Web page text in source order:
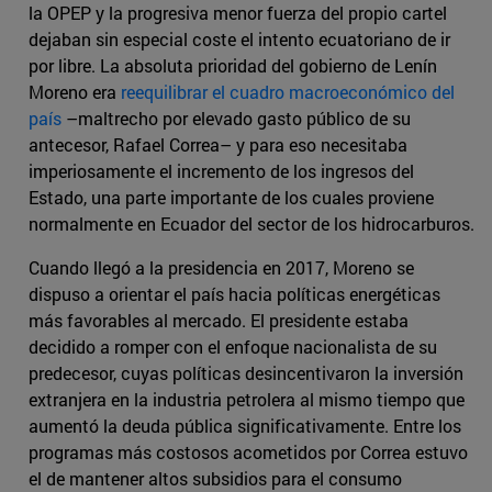
la OPEP y la progresiva menor fuerza del propio cartel
dejaban sin especial coste el intento ecuatoriano de ir
por libre. La absoluta prioridad del gobierno de Lenín
Moreno era reequilibrar el cuadro macroeconómico del
país –maltrecho por elevado gasto público de su
antecesor, Rafael Correa– y para eso necesitaba
imperiosamente el incremento de los ingresos del
Estado, una parte importante de los cuales proviene
normalmente en Ecuador del sector de los hidrocarburos.
Cuando llegó a la presidencia en 2017, Moreno se
dispuso a orientar el país hacia políticas energéticas
más favorables al mercado. El presidente estaba
decidido a romper con el enfoque nacionalista de su
predecesor, cuyas políticas desincentivaron la inversión
extranjera en la industria petrolera al mismo tiempo que
aumentó la deuda pública significativamente. Entre los
programas más costosos acometidos por Correa estuvo
el de mantener altos subsidios para el consumo